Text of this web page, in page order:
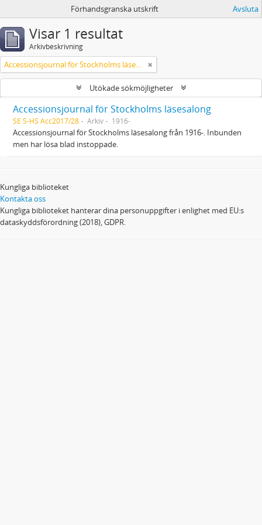
Förhandsgranska utskrift Avsluta
Visar 1 resultat
Arkivbeskrivning
Accessionsjournal för Stockholms läsesalong
Utökade sökmöjligheter
Accessionsjournal för Stockholms läsesalong
SE S-HS Acc2017/28 Arkiv 1916-
Accessionsjournal för Stockholms läsesalong från 1916-. Inbunden
men har lösa blad instoppade.
Kungliga biblioteket
Kontakta oss
Kungliga biblioteket hanterar dina personuppgifter i enlighet med EU:s
dataskyddsförordning (2018), GDPR.